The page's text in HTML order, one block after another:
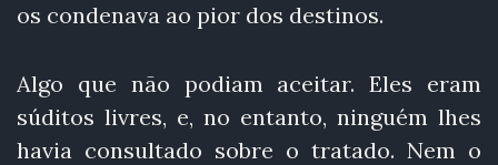
os condenava ao pior dos destinos.
Algo que não podiam aceitar. Eles eram
súditos livres, e, no entanto, ninguém lhes
havia consultado sobre o tratado. Nem o